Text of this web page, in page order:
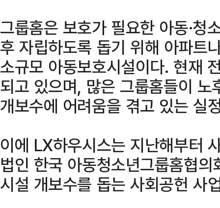
그룹홈은 보호가 필요한 아동·청
후 자립하도록 돕기 위해 아파트
소규모 아동보호시설이다. 현재
되고 있으며, 많은 그룹홈들이
개보수에 어려움을 겪고 있는 실
이에 LX하우시스는 지난해부터
법인 한국 아동청소년그룹홈협
시설 개보수를 돕는 사회공헌 사